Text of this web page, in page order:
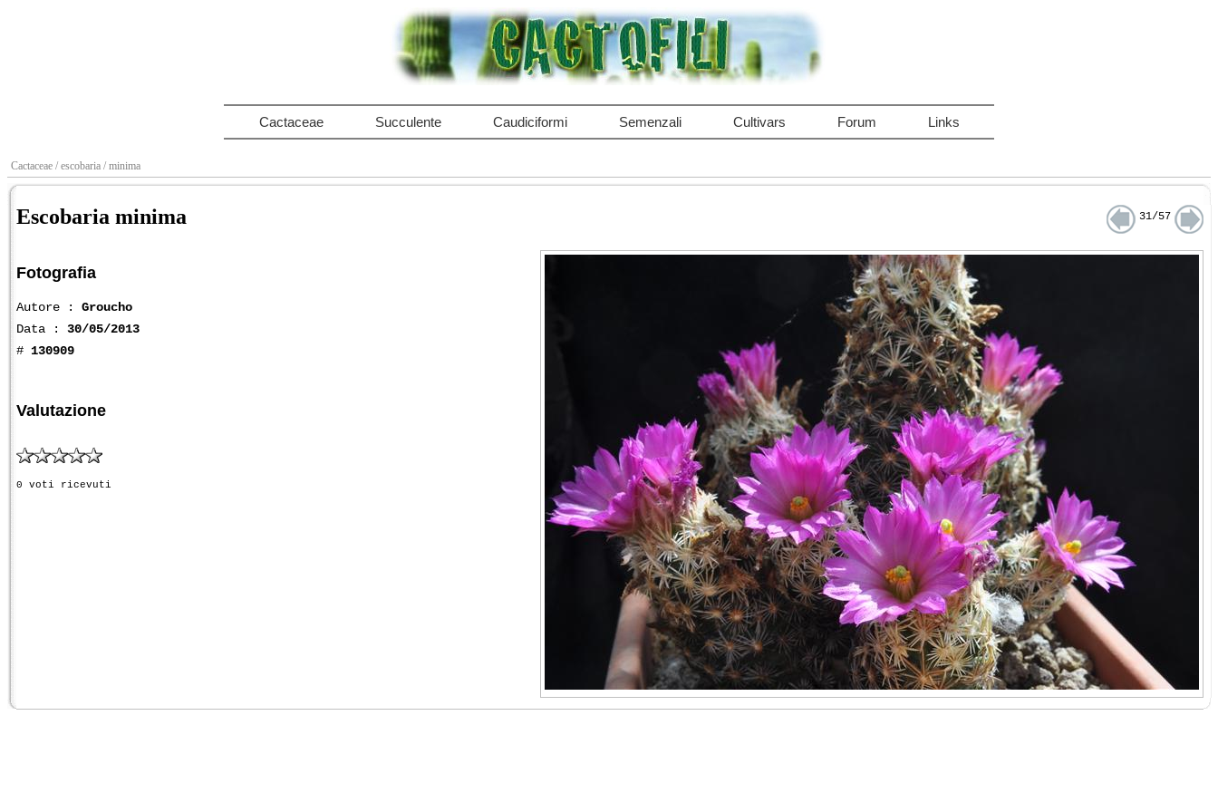
Cactaceae Succulente Caudiciformi Semenzali Cultivars Forum Links
Cactaceae / escobaria / minima
Escobaria minima 31/57
Fotografia
Autore : Groucho
Data : 30/05/2013
# 130909
Valutazione
0 voti ricevuti